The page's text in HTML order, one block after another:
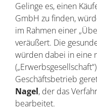
Gelinge es, einen
GmbH zu finden,
im Rahmen einer
veräußert. Die
würden dabei in eine
Geschäftsbetrieb
Nagel, der das
bearbeitet.